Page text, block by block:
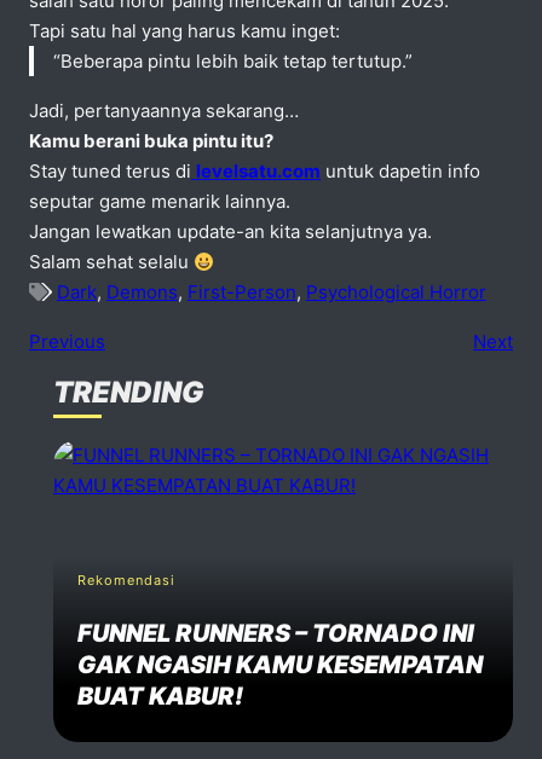
Tapi satu hal yang harus kamu inget:
“Beberapa pintu lebih baik tetap tertutup.”
Jadi, pertanyaannya sekarang…
Kamu berani buka pintu itu?
Stay tuned terus di levelsatu.com untuk dapetin info
seputar game menarik lainnya.
Jangan lewatkan update-an kita selanjutnya ya.
Salam sehat selalu
Dark, Demons, First-Person, Psychological Horror
Previous Next
No comments
Your email address will not be published. Required fiels
Name *
Email *
TRENDING
Rekomendasi
FUNNEL RUNNERS – TORNADO INI
GAK NGASIH KAMU KESEMPATAN
BUAT KABUR!